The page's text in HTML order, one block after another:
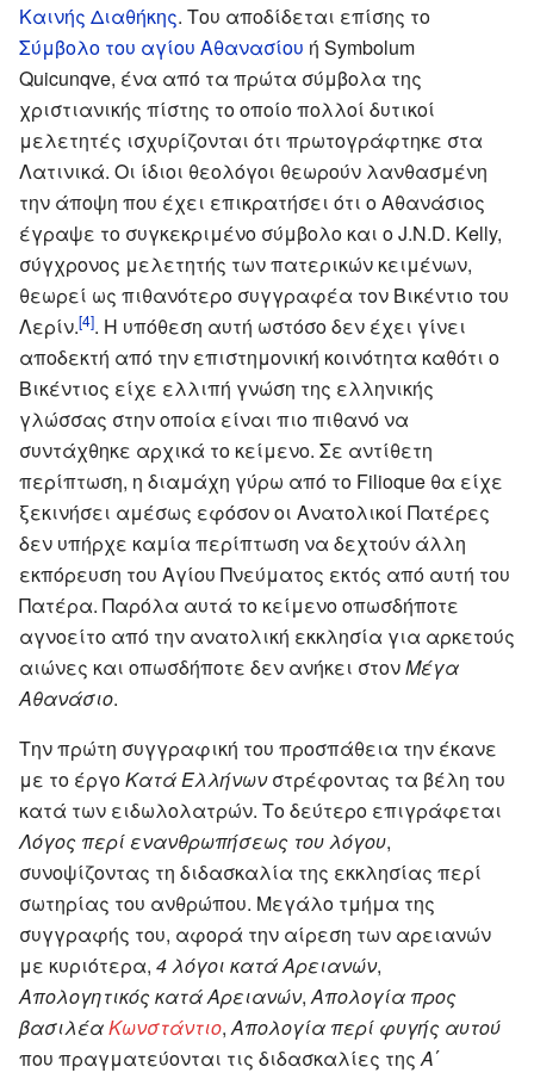
Καινής Διαθήκης. Του αποδίδεται επίσης το
Σύμβολο του αγίου Αθανασίου ή Symbolum
Quicunqve, ένα από τα πρώτα σύμβολα της
χριστιανικής πίστης το οποίο πολλοί δυτικοί
μελετητές ισχυρίζονται ότι πρωτογράφτηκε στα
Λατινικά. Οι ίδιοι θεολόγοι θεωρούν λανθασμένη
την άποψη που έχει επικρατήσει ότι ο Αθανάσιος
έγραψε το συγκεκριμένο σύμβολο και ο J.N.D. Kelly,
σύγχρονος μελετητής των πατερικών κειμένων,
θεωρεί ως πιθανότερο συγγραφέα τον Βικέντιο του
Λερίν.[4]. Η υπόθεση αυτή ωστόσο δεν έχει γίνει
αποδεκτή από την επιστημονική κοινότητα καθότι ο
Βικέντιος είχε ελλιπή γνώση της ελληνικής
γλώσσας στην οποία είναι πιο πιθανό να
συντάχθηκε αρχικά το κείμενο. Σε αντίθετη
περίπτωση, η διαμάχη γύρω από το Filioque θα είχε
ξεκινήσει αμέσως εφόσον οι Ανατολικοί Πατέρες
δεν υπήρχε καμία περίπτωση να δεχτούν άλλη
εκπόρευση του Αγίου Πνεύματος εκτός από αυτή του
Πατέρα. Παρόλα αυτά το κείμενο οπωσδήποτε
αγνοείτο από την ανατολική εκκλησία για αρκετούς
αιώνες και οπωσδήποτε δεν ανήκει στονΜέγα
Αθανάσιο.
Την πρώτη συγγραφική του προσπάθεια την έκανε
με το έργοΚατά Ελλήνωνστρέφοντας τα βέλη του
κατά των ειδωλολατρών. Το δεύτερο επιγράφεται
Λόγος περί ενανθρωπήσεως του λόγου,
συνοψίζοντας τη διδασκαλία της εκκλησίας περί
σωτηρίας του ανθρώπου. Μεγάλο τμήμα της
συγγραφής του, αφορά την αίρεση των αρειανών
με κυριότερα, 4 λόγοι κατά Αρειανών,
Απολογητικός κατά Αρειανών, Απολογία προς
βασιλέαΚωνστάντιο, Απολογία περί φυγής αυτού
που πραγματεύονται τις διδασκαλίες της Α΄